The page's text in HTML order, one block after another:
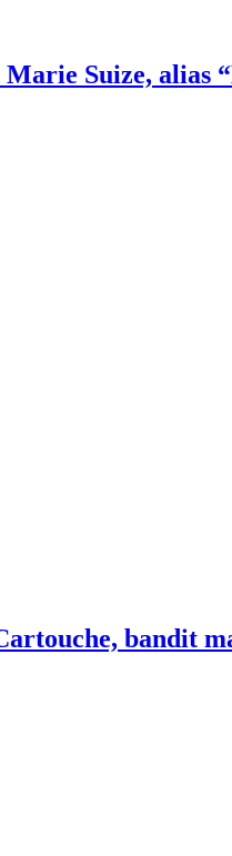
Suize, alias
bandit